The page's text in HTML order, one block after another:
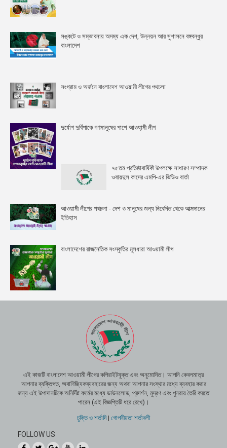
সঙ্কটে ও সম্ভাবনায় অদম্য এক দেশ, উন্নয়ন আর সুশাসনে বঙ্গবন্ধুর
বাংলাদেশ
সংগ্রাম ও অর্জনে বাংলাদেশ আওয়ামী লীগের পথচলা
দুর্যোগ দুর্বিপাকে গণমানুষের পাশে আওযা়মী লীগ
৭৫তম প্রতিষ্ঠাবার্ষিকী উপলক্ষে সাধারণ সম্পাদক
ওবায়দুল কাদের এমপি-এর ভিডিও বার্তা
আওয়ামী লীগের পথচলা - দেশ ও মানুষের জন্য নিবেদিত থেকে আত্মদানের
ইতিহাস
বাংলাদেশের রাজনৈতিক সংস্কৃতির মূলধারা আওয়ামী লীগ
এই কাজটি বাংলাদেশ আওয়ামী লীগের কপিরাইটযুক্ত এবং অনুমোদিত। আপনি কেবলমাত্র
আপনার ব্যক্তিগত, অবাণিজ্যিকব্যবহারের জন্য অথবা আপনার সংস্থার মধ্যে ব্যবহার করার
জন্য এই উপাদানটিকে অনির্দিষ্ট ফর্মের মধ্যে ডাউনলোড, প্রদর্শন, মুদ্রণ এবং পুনরায় তৈরি করতে
পারেন (এই বিজ্ঞপ্তিটি ধরে রেখে)।
চুক্তি ও শর্তাদি| গোপনীয়তা শর্তাবলী
FOLLOW US